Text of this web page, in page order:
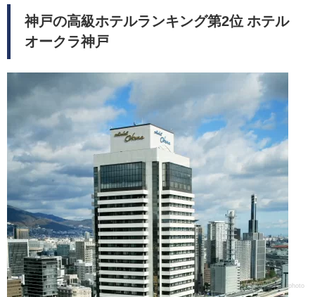
神戸の高級ホテルランキング第2位 ホテル
オークラ神戸
photo